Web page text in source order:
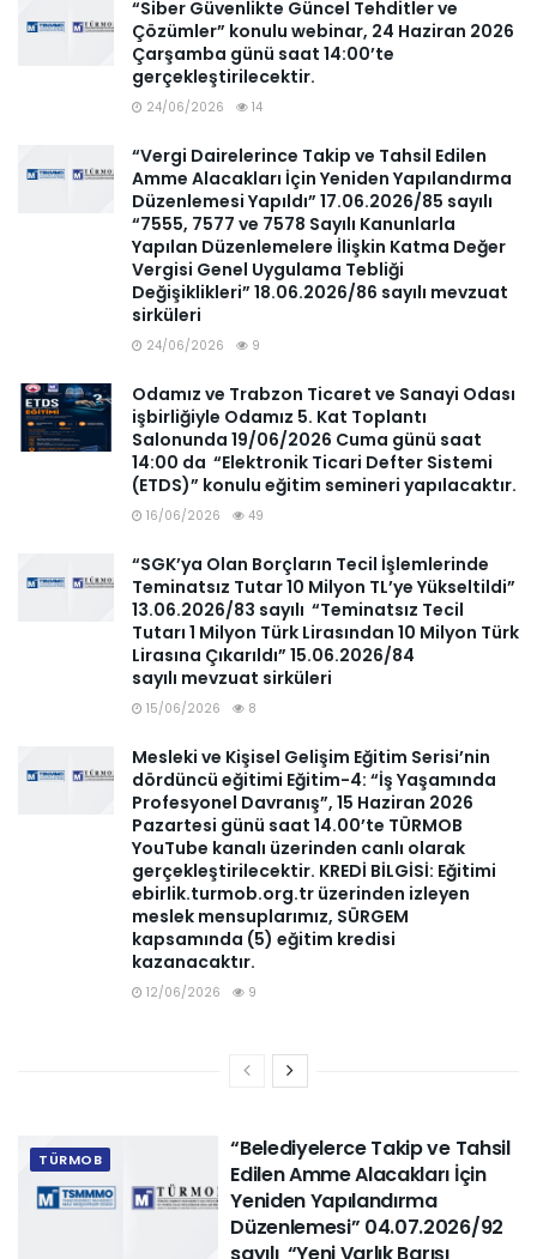
“Siber Güvenlikte Güncel Tehditler ve
Çözümler” konulu webinar, 24 Haziran 2026
Çarşamba günü saat 14:00’te
gerçekleştirilecektir.
24/06/2026 14
“Vergi Dairelerince Takip ve Tahsil Edilen
Amme Alacakları İçin Yeniden Yapılandırma
Düzenlemesi Yapıldı” 17.06.2026/85 sayılı
“7555, 7577 ve 7578 Sayılı Kanunlarla
Yapılan Düzenlemelere İlişkin Katma Değer
Vergisi Genel Uygulama Tebliği
Değişiklikleri” 18.06.2026/86 sayılı mevzuat
sirküleri
24/06/2026 9
Odamız ve Trabzon Ticaret ve Sanayi Odası
işbirliğiyle Odamız 5. Kat Toplantı
Salonunda 19/06/2026 Cuma günü saat
14:00 da “Elektronik Ticari Defter Sistemi
(ETDS)” konulu eğitim semineri yapılacaktır.
16/06/2026 49
“SGK’ya Olan Borçların Tecil İşlemlerinde
Teminatsız Tutar 10 Milyon TL’ye Yükseltildi”
13.06.2026/83 sayılı “Teminatsız Tecil
Tutarı 1 Milyon Türk Lirasından 10 Milyon Türk
Lirasına Çıkarıldı” 15.06.2026/84
sayılı mevzuat sirküleri
15/06/2026 8
Mesleki ve Kişisel Gelişim Eğitim Serisi’nin
dördüncü eğitimi Eğitim-4: “İş Yaşamında
Profesyonel Davranış”, 15 Haziran 2026
Pazartesi günü saat 14.00’te TÜRMOB
YouTube kanalı üzerinden canlı olarak
gerçekleştirilecektir. KREDİ BİLGİSİ: Eğitimi
ebirlik.turmob.org.tr üzerinden izleyen
meslek mensuplarımız, SÜRGEM
kapsamında (5) eğitim kredisi
kazanacaktır.
12/06/2026 9
TÜRMOB
“Belediyelerce Takip ve Tahsil
Edilen Amme Alacakları İçin
Yeniden Yapılandırma
Düzenlemesi” 04.07.2026/92